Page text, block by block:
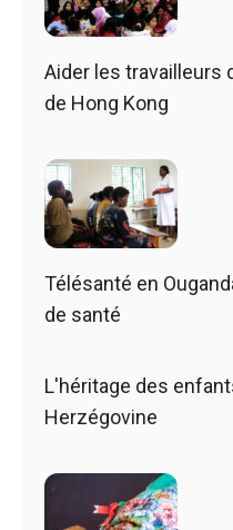
Aider les travailleurs
de Hong Kong
Télésanté en
de santé
L'héritage des
Herzégovine